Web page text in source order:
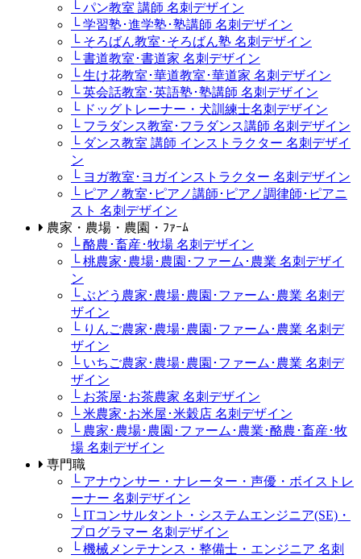
└ パン教室 講師 名刺デザイン
└ 学習塾･進学塾･塾講師 名刺デザイン
└ そろばん教室･そろばん塾 名刺デザイン
└ 書道教室･書道家 名刺デザイン
└ 生け花教室･華道教室･華道家 名刺デザイン
└ 英会話教室･英語塾･塾講師 名刺デザイン
└ ドッグトレーナー・犬訓練士名刺デザイン
└ フラダンス教室･フラダンス講師 名刺デザイン
└ ダンス教室 講師 インストラクター 名刺デザイ
ン
└ ヨガ教室･ヨガインストラクター 名刺デザイン
└ ピアノ教室･ピアノ講師･ピアノ調律師･ピアニ
スト 名刺デザイン
農家・農場・農園・ﾌｧｰﾑ
└ 酪農･畜産･牧場 名刺デザイン
└ 桃農家･農場･農園･ファーム･農業 名刺デザイ
ン
└ ぶどう農家･農場･農園･ファーム･農業 名刺デ
ザイン
└ りんご農家･農場･農園･ファーム･農業 名刺デ
ザイン
└ いちご農家･農場･農園･ファーム･農業 名刺デ
ザイン
└ お茶屋･お茶農家 名刺デザイン
└ 米農家･お米屋･米穀店 名刺デザイン
└ 農家･農場･農園･ファーム･農業･酪農･畜産･牧
場 名刺デザイン
専門職
└ アナウンサー・ナレーター・声優・ボイストレ
ーナー 名刺デザイン
└ ITコンサルタント・システムエンジニア(SE)・
プログラマー 名刺デザイン
└ 機械メンテナンス・整備士・エンジニア 名刺